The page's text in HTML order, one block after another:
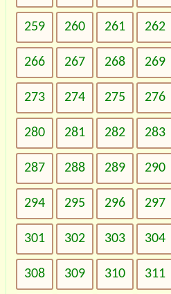
259 260 261 262
266 267 268 269
273 274 275 276
280 281 282 283
287 288 289 290
294 295 296 297
301 302 303 304
308 309 310 311